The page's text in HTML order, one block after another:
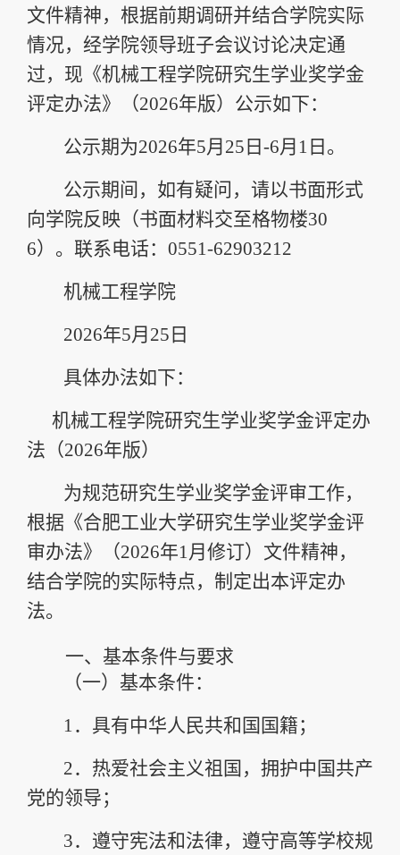
文件精神，根据前期调研并结合学院实际
情况，经学院领导班子会议讨论决定通
过，现《机械工程学院研究生学业奖学金
评定办法》（2026年版）公示如下：
公示期为2026年5月 25 日 -6月 1 日。
公示期间，如有疑问，请以书面形式
向学院反映（书面材料交至格物楼30
6）。联系电话： 0551-62903212
机械工程学院
2026年5月 25 日
具体办法如下：
机械工程学院研究生学业奖学金评定办
法（2026年版）
为规范研究生学业奖学金评审工作，
根据《合肥工业大学研究生学业奖学金评
审办法》
（2026年1 月修订） 文件精神，
结合学院的实际特点，制定出本评定办
法。
一、 基本条件与要求
（一） 基本条件：
1． 具有中华人民共和国国籍；
2． 热爱社会主义祖国，拥护中国共产
党的领导；
3． 遵守宪法和法律，遵守高等学校规